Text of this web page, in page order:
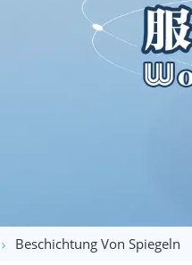
Beschichtung Von Spiegeln